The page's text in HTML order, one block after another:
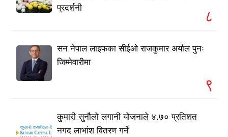
प्रदर्शनी
८
सन नेपाल लाइफका सीईओ राजकुमार अर्याल पुनः
जिम्मेवारीमा
९
कुमारी सुनौलो लगानी योजनाले ४.७० प्रतिशत
नगद लाभांश वितरण गर्ने